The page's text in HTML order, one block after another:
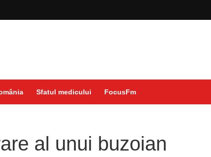
Sfatul medicului FocusFm
al unui buzoian